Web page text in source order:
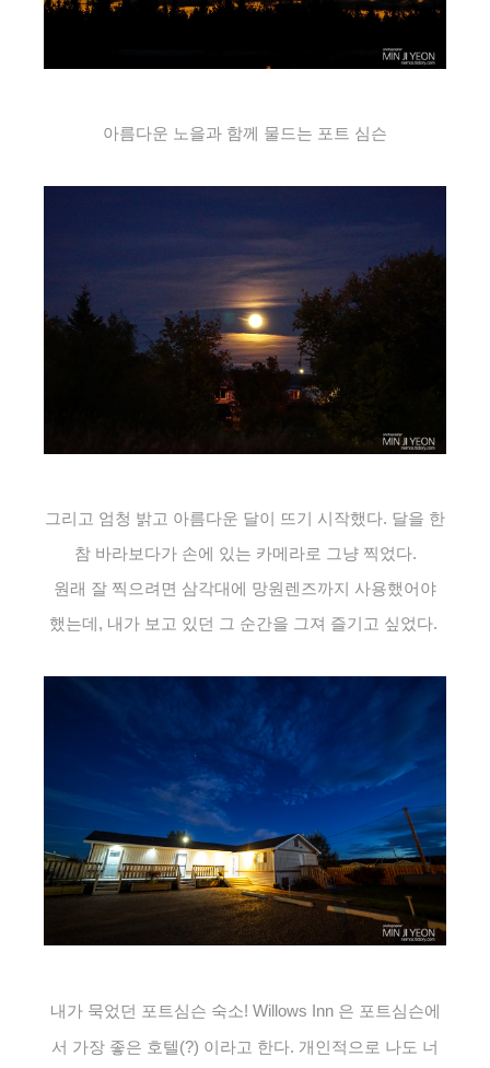
아름다운 노을과 함께 물드는 포트 심슨
그리고 엄청 밝고 아름다운 달이 뜨기 시작했다. 달을 한
참 바라보다가 손에 있는 카메라로 그냥 찍었다.
원래 잘 찍으려면 삼각대에 망원렌즈까지 사용했어야
했는데, 내가 보고 있던 그 순간을 그져 즐기고 싶었다.
내가 묵었던 포트심슨 숙소! Willows Inn 은 포트심슨에
서 가장 좋은 호텔(?) 이라고 한다. 개인적으로 나도 너